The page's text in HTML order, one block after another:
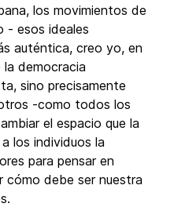
los movimientos de
- esos ideales
auténtica, creo yo, en
la democracia
sino precisamente
-como todos los
el espacio que la
los individuos la
para pensar en
cómo debe ser nuestra